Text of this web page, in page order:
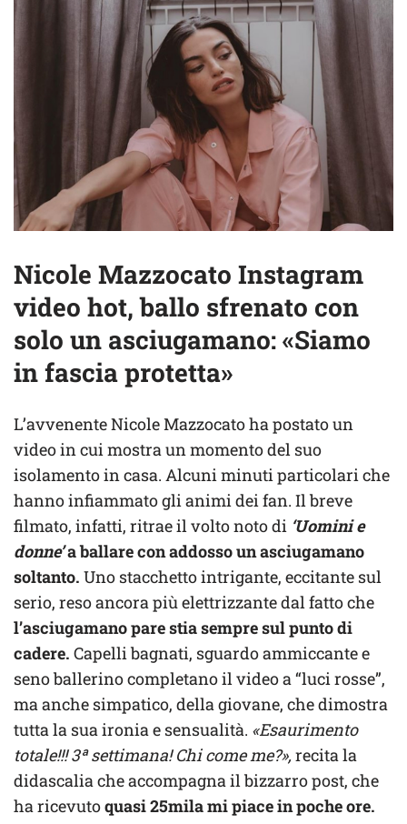
Nicole Mazzocato Instagram
video hot, ballo sfrenato con
solo un asciugamano: «Siamo
in fascia protetta»
L’avvenente Nicole Mazzocato ha postato un
video in cui mostra un momento del suo
isolamento in casa. Alcuni minuti particolari che
hanno infiammato gli animi dei fan. Il breve
filmato, infatti, ritrae il volto noto di ‘Uomini e
donne’a ballare con addosso un asciugamano
soltanto. Uno stacchetto intrigante, eccitante sul
serio, reso ancora più elettrizzante dal fatto che
l’asciugamano pare stia sempre sul punto di
cadere. Capelli bagnati, sguardo ammiccante e
seno ballerino completano il video a “luci rosse”,
ma anche simpatico, della giovane, che dimostra
tutta la sua ironia e sensualità. «Esaurimento
totale!!! 3ª settimana! Chi come me?»,recita la
didascalia che accompagna il bizzarro post, che
ha ricevutoquasi 25mila mi piace in poche ore.